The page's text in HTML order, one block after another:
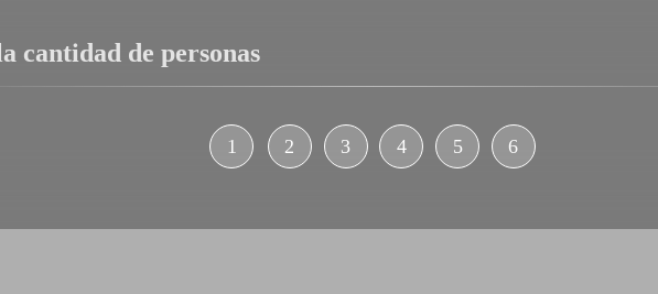
cantidad de personas
1 2 3 4 5 6